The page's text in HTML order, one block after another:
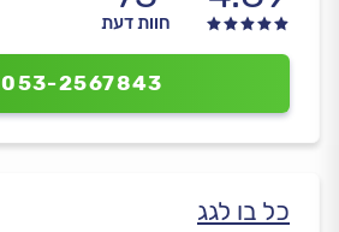
חוות דעת
053-2567843
כל בו לגג